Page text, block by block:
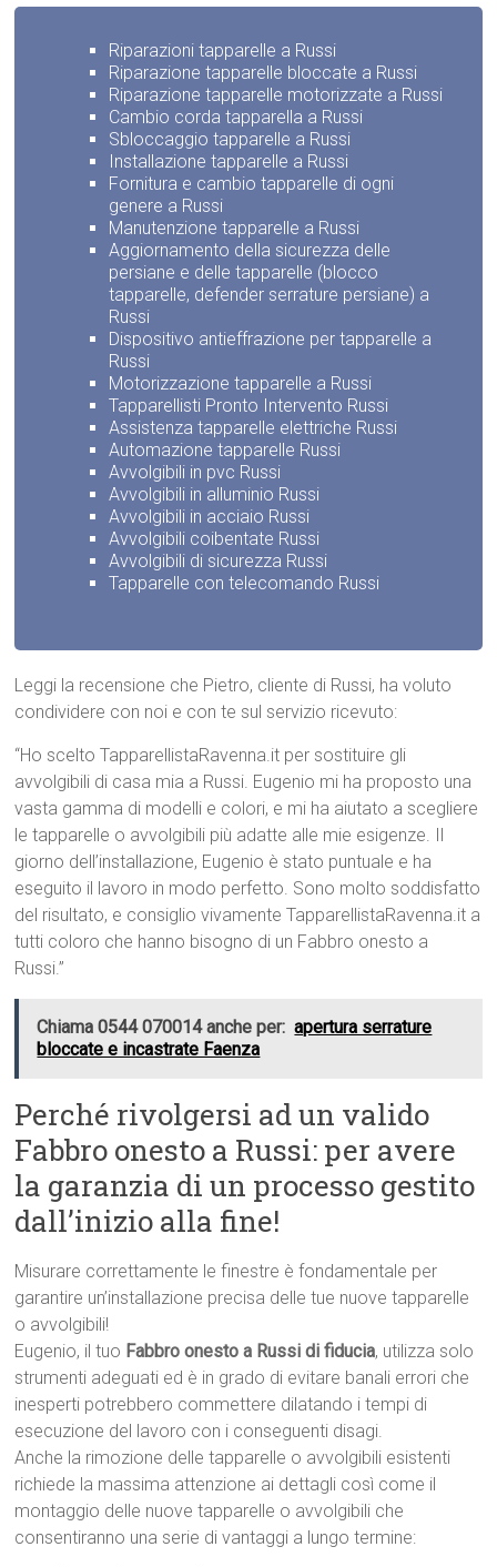
Riparazioni tapparelle a Russi
Riparazione tapparelle bloccate a Russi
Riparazione tapparelle motorizzate a Russi
Cambio corda tapparella a Russi
Sbloccaggio tapparelle a Russi
Installazione tapparelle a Russi
Fornitura e cambio tapparelle di ogni
genere a Russi
Manutenzione tapparelle a Russi
Aggiornamento della sicurezza delle
persiane e delle tapparelle (blocco
tapparelle, defender serrature persiane) a
Russi
Dispositivo antieffrazione per tapparelle a
Russi
Motorizzazione tapparelle a Russi
Tapparellisti Pronto Intervento Russi
Assistenza tapparelle elettriche Russi
Automazione tapparelle Russi
Avvolgibili in pvc Russi
Avvolgibili in alluminio Russi
Avvolgibili in acciaio Russi
Avvolgibili coibentate Russi
Avvolgibili di sicurezza Russi
Tapparelle con telecomando Russi
Leggi la recensione che Pietro, cliente di Russi, ha voluto
condividere con noi e con te sul servizio ricevuto:
“Ho scelto TapparellistaRavenna.it per sostituire gli
avvolgibili di casa mia a Russi. Eugenio mi ha proposto una
vasta gamma di modelli e colori, e mi ha aiutato a scegliere
le tapparelle o avvolgibili più adatte alle mie esigenze. Il
giorno dell’installazione, Eugenio è stato puntuale e ha
eseguito il lavoro in modo perfetto. Sono molto soddisfatto
del risultato, e consiglio vivamente TapparellistaRavenna.it a
tutti coloro che hanno bisogno di un Fabbro onesto a
Russi.”
Chiama 0544 070014 anche per: apertura serrature
bloccate e incastrate Faenza
Perché rivolgersi ad un valido
Fabbro onesto a Russi: per avere
la garanzia di un processo gestito
dall’inizio alla fine!
Misurare correttamente le finestre è fondamentale per
garantire un’installazione precisa delle tue nuove tapparelle
o avvolgibili!
Eugenio, il tuo Fabbro onesto a Russi di fiducia, utilizza solo
strumenti adeguati ed è in grado di evitare banali errori che
inesperti potrebbero commettere dilatando i tempi di
esecuzione del lavoro con i conseguenti disagi.
Anche la rimozione delle tapparelle o avvolgibili esistenti
richiede la massima attenzione ai dettagli così come il
montaggio delle nuove tapparelle o avvolgibili che
consentiranno una serie di vantaggi a lungo termine: